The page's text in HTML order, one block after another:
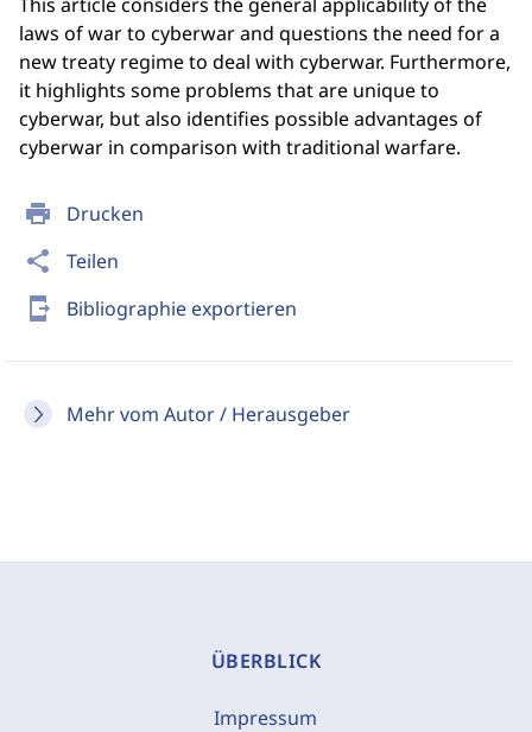
print Drucken
share Teilen
send_to_mobile Bibliographie exportieren
Mehr vom Autor / Herausgeber
laws of war to cyberwar and questions the need for a
new treaty regime to deal with cyberwar. Furthermore,
it highlights some problems that are unique to
cyberwar, but also identifies possible advantages of
cyberwar in comparison with traditional warfare.
ÜBERBLICK
Impressum